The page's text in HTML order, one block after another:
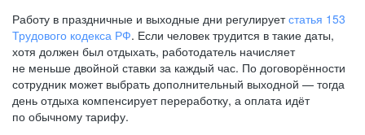
Работу в праздничные и выходные дни регулируетстатья 153
Трудового кодекса РФ. Если человек трудится в такие даты,
хотя должен был отдыхать, работодатель начисляет
не меньше двойной ставки за каждый час. По договорённости
сотрудник может выбрать дополнительный выходной — тогда
день отдыха компенсирует переработку, а оплата идёт
по обычному тарифу.